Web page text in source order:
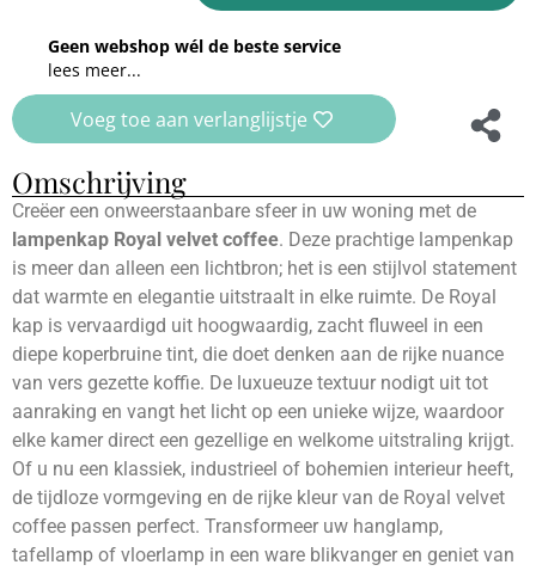
Geen webshop wél de beste service
lees meer...
Voeg toe aan verlanglijstje
Omschrijving
Creëer een onweerstaanbare sfeer in uw woning met de
lampenkap Royal velvet coffee. Deze prachtige lampenkap
is meer dan alleen een lichtbron; het is een stijlvol statement
dat warmte en elegantie uitstraalt in elke ruimte. De Royal
kap is vervaardigd uit hoogwaardig, zacht fluweel in een
diepe koperbruine tint, die doet denken aan de rijke nuance
van vers gezette koffie. De luxueuze textuur nodigt uit tot
aanraking en vangt het licht op een unieke wijze, waardoor
elke kamer direct een gezellige en welkome uitstraling krijgt.
Of u nu een klassiek, industrieel of bohemien interieur heeft,
de tijdloze vormgeving en de rijke kleur van de Royal velvet
coffee passen perfect. Transformeer uw hanglamp,
tafellamp of vloerlamp in een ware blikvanger en geniet van